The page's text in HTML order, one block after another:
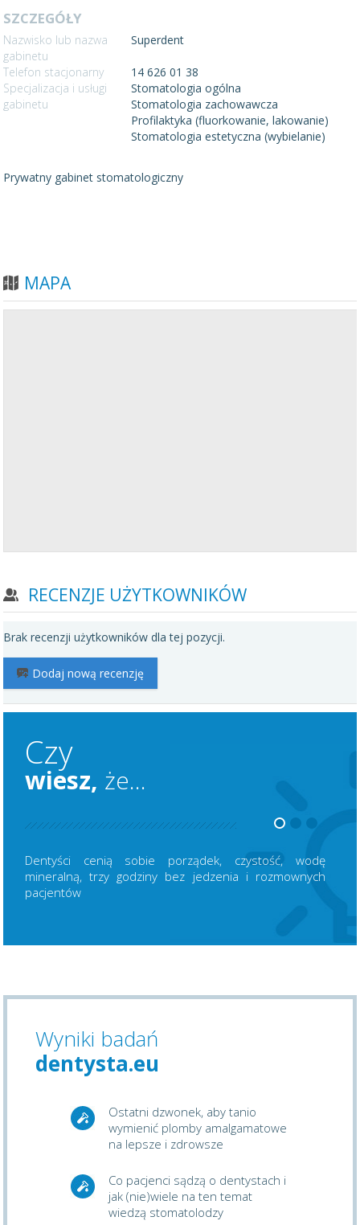
SZCZEGÓŁY
Nazwisko lub nazwa
gabinetu
Superdent
Telefon stacjonarny
14 626 01 38
Specjalizacja i usługi
gabinetu
Stomatologia ogólna
Stomatologia zachowawcza
Profilaktyka (fluorkowanie, lakowanie)
Stomatologia estetyczna (wybielanie)
Prywatny gabinet stomatologiczny
MAPA
RECENZJE UŻYTKOWNIKÓW
Brak recenzji użytkowników dla tej pozycji.
Dodaj nową recenzję
Czy
wiesz, że...
Dentyści cenią sobie porządek, czystość, wodę
mineralną, trzy godziny bez jedzenia i rozmownych
pacjentów
Wyniki badań
dentysta.eu
Ostatni dzwonek, aby tanio
wymienić plomby amalgamatowe
na lepsze i zdrowsze
Co pacjenci sądzą o dentystach i
jak (nie)wiele na ten temat
wiedzą stomatolodzy